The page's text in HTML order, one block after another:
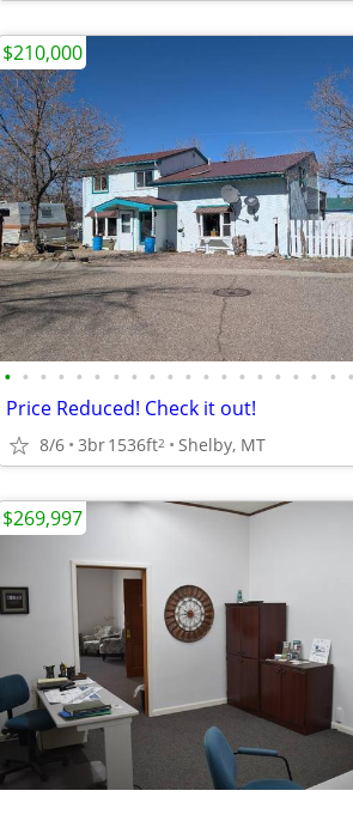
• • • • • • • • • • • • • • • • • • • •
Price Reduced! Check it out!
8/6 3br1536ft2 Shelby, MT
$210,000
$269,997